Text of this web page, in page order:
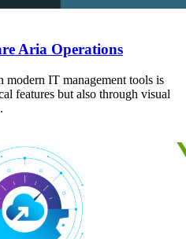
Aria Operations
modern IT management tools is
features but also through visual